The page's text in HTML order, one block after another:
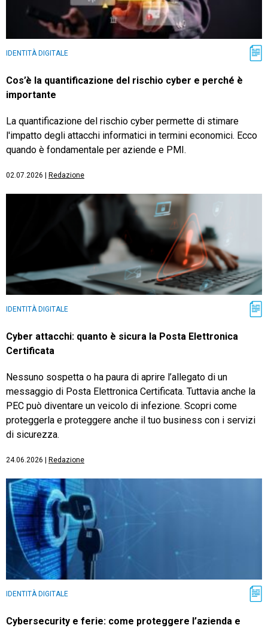
IDENTITÀ DIGITALE
Cos’è la quantificazione del rischio cyber e perché è
importante
La quantificazione del rischio cyber permette di stimare
l'impatto degli attacchi informatici in termini economici. Ecco
quando è fondamentale per aziende e PMI.
02.07.2026 Redazione
IDENTITÀ DIGITALE
Cyber attacchi: quanto è sicura la Posta Elettronica
Certificata
Nessuno sospetta o ha paura di aprire l’allegato di un
messaggio di Posta Elettronica Certificata. Tuttavia anche la
PEC può diventare un veicolo di infezione. Scopri come
proteggerla e proteggere anche il tuo business con i servizi
di sicurezza.
24.06.2026 Redazione
IDENTITÀ DIGITALE
Cybersecurity e ferie: come proteggere l’azienda e